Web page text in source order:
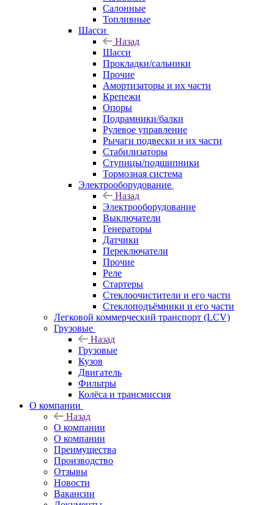
Салонные
Топливные
Шасси
Назад
Шасси
Прокладки/сальники
Прочие
Амортизаторы и их части
Крепежи
Опоры
Подрамники/балки
Рулевое управление
Рычаги подвески и их части
Стабилизаторы
Ступицы/подшипники
Тормозная система
Электрооборудование
Назад
Электрооборудование
Выключатели
Генераторы
Датчики
Переключатели
Прочие
Реле
Стартеры
Стеклоочистители и его части
Стеклоподъёмники и его части
Легковой коммерческий транспорт (LCV)
Грузовые
Назад
Грузовые
Кузов
Двигатель
Фильтры
Колёса и трансмиссия
О компании
Назад
О компании
О компании
Преимущества
Производство
Отзывы
Новости
Вакансии